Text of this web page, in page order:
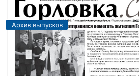
Архив выпусков